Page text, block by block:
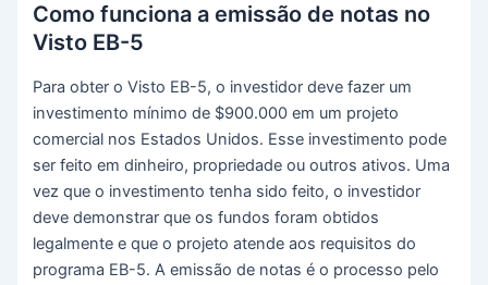
Como funciona a emissão de notas no
Visto EB-5
Para obter o Visto EB-5, o investidor deve fazer um
investimento mínimo de $900.000 em um projeto
comercial nos Estados Unidos. Esse investimento pode
ser feito em dinheiro, propriedade ou outros ativos. Uma
vez que o investimento tenha sido feito, o investidor
deve demonstrar que os fundos foram obtidos
legalmente e que o projeto atende aos requisitos do
programa EB-5. A emissão de notas é o processo pelo